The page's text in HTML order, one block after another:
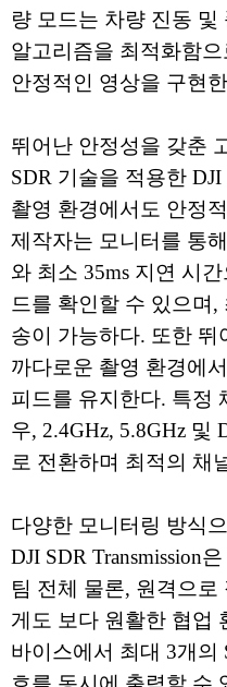
량 모드는 차량 진동 및
알고리즘을 최적화함
안정적인 영상을 구현
뛰어난 안정성을 갖춘
SDR 기술을 적용한 DJI
촬영 환경에서도 안정
제작자는 모니터를 통
와 최소 35ms 지연 시
드를 확인할 수 있으며,
송이 가능하다. 또한 뛰
까다로운 촬영 환경에
피드를 유지한다. 특정
우, 2.4GHz, 5.8GHz 및
로 전환하며 최적의 채
다양한 모니터링 방식
DJI SDR Transmission
팀 전체 물론, 원격으로
게도 보다 원활한 협업
바이스에서 최대 3개의